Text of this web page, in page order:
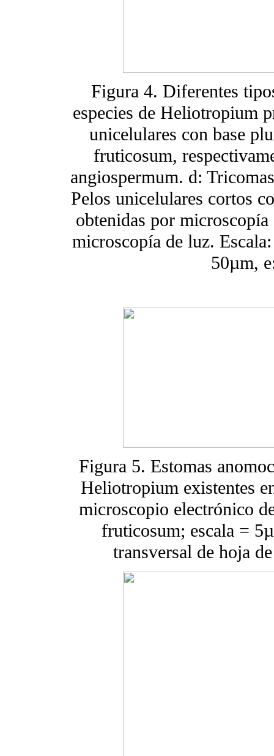
Figura 4. Diferentes
especies de Heliotropium
unicelulares con base
fruticosum,
angiospermum. d:
Pelos unicelulares cortos
obtenidas por
microscopía de luz.
50µm,
Figura 5. Estomas
Heliotropium existentes
microscopio electrónico
fruticosum; escala =
transversal de hoja